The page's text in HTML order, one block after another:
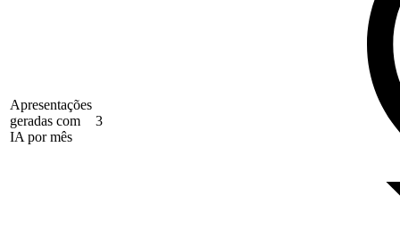
Apresentações
geradas com
IA por mês
3